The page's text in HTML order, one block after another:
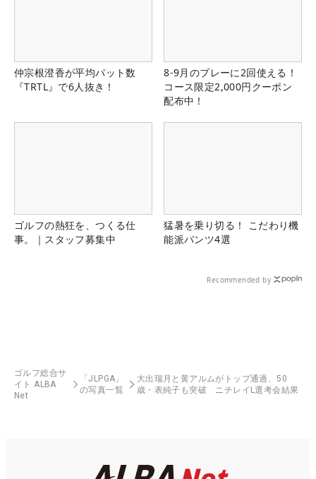
仲宗根澄香が平均パット数
『TRTL』で6人抜き！
8-9月のプレーに2回使える！
コース限定2,000円クーポン
配布中！
ゴルフの熱狂を、つくる仕
事。｜スタッフ募集中
猛暑を乗り切る！ こだわり機
能派パンツ4選
Recommended by
ゴルフ総合サ
イト ALBA
Net
「JLPGA」
の写真一覧
大出瑞月と黄アルムがトップ通過、50
歳・表純子も突破 ニチレイL選考会結果